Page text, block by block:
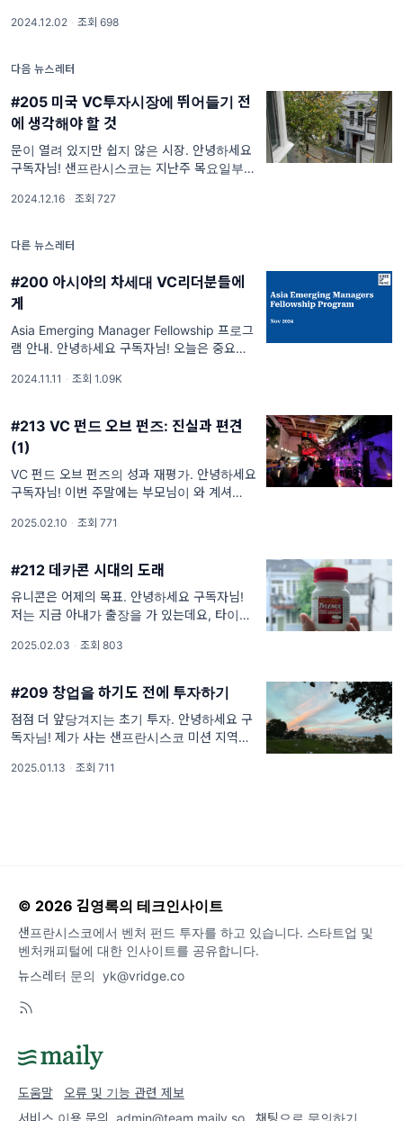
감사절이었습니다. 마침 그날을 맞춰 하와이에
떠났습니다. 제
2024.12.02 · 조회 698
다음 뉴스레터
#205 미국 VC투자시장에 뛰어들기 전
에 생각해야 할 것
문이 열려 있지만 쉽지 않은 시장. 안녕하세요
구독자님! 샌프란시스코는 지난주 목요일부터
때의 양에 비하면 많지 않지만, 평소 거의 비가
2024.12.16 · 조회 727
다른 뉴스레터
#200 아시아의 차세대 VC리더분들에
게
Asia Emerging Manager Fellowship 프로그
램 안내. 안녕하세요 구독자님! 오늘은 중요한
하겠습니다. :) 미국 벤처캐피털 시장은 지난
2024.11.11 · 조회 1.09K
#213 VC 펀드 오브 펀즈: 진실과 편견
(1)
VC 펀드 오브 펀즈의 성과 재평가. 안녕하세요
구독자님! 이번 주말에는 부모님이 와 계셔서
다. 아이들을 모두 재운 후, 친구, 아내, 그리고
2025.02.10 · 조회 771
#212 데카콘 시대의 도래
유니콘은 어제의 목표. 안녕하세요 구독자님!
저는 지금 아내가 출장을 가 있는데요, 타이밍
장을 자주 가는 것도 아니고, 제가 자주 감기에
2025.02.03 · 조회 803
#209 창업을 하기도 전에 투자하기
점점 더 앞당겨지는 초기 투자. 안녕하세요 구
독자님! 제가 사는 샌프란시스코 미션 지역에
소 중 하나입니다. 샌프란시스코 관광 가이드북
2025.01.13 · 조회 711
© 2026 김영록의 테크인사이트
샌프란시스코에서 벤처 펀드 투자를 하고 있습니다. 스타트업 및
벤처캐피털에 대한 인사이트를 공유합니다.
뉴스레터 문의 yk@vridge.co
도움말
오류 및 기능 관련 제보
서비스 이용 문의 admin@team.maily.so 채팅으로 문의하기